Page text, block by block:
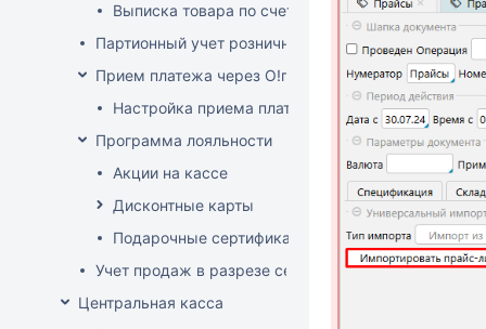
Выписка товара по счет-фактуре
Партионный учет розничных продаж
Прием платежа через O!плати
Настройка приема платежей О!плати
Программа лояльности
Акции на кассе
Дисконтные карты
Подарочные сертификаты
Учет продаж в разрезе секций
Центральная касса